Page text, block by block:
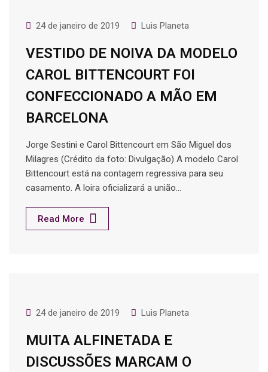
24 de janeiro de 2019 Luis Planeta
VESTIDO DE NOIVA DA MODELO
CAROL BITTENCOURT FOI
CONFECCIONADO A MÃO EM
BARCELONA
Jorge Sestini e Carol Bittencourt em São Miguel dos
Milagres (Crédito da foto: Divulgação) A modelo Carol
Bittencourt está na contagem regressiva para seu
casamento. A loira oficializará a união…
Read More
24 de janeiro de 2019 Luis Planeta
MUITA ALFINETADA E
DISCUSSÕES MARCAM O